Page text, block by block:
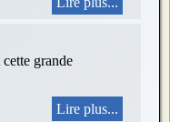
grande
Lire plus...